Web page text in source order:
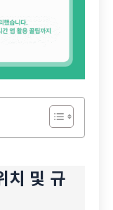
치 및 규